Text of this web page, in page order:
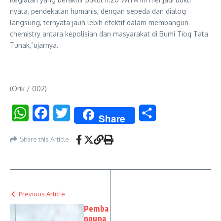
nyata, pendekatan humanis, dengan sepeda dan dialog
langsung, ternyata jauh lebih efektif dalam membangun
chemistry antara kepolisian dan masyarakat di Bumi Tioq Tata
Tunak,”ujarnya.
(Orik / 002)
WhatsAppFacebookTwitter Share
Share this Article
Previous Article
Pemba
nguna